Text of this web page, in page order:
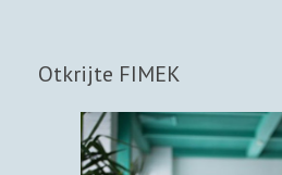
Otkrijte FIMEK